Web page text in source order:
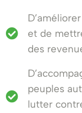
et de
des
peuples
lutter